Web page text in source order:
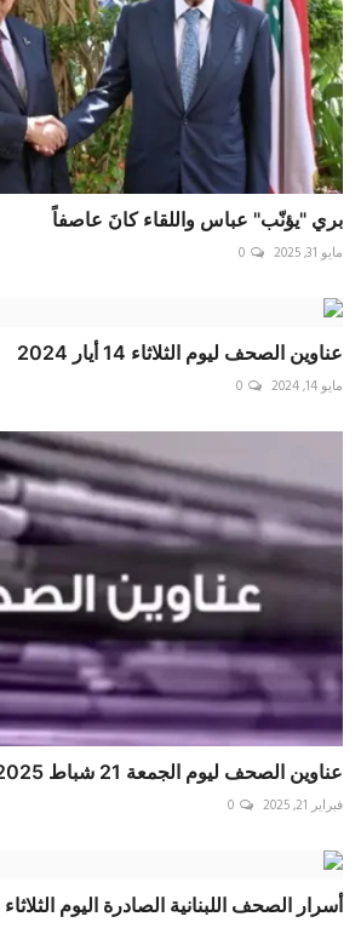
بري "يؤنّب" عباس واللقاء كانَ عاصفاً
مايو 31, 2025 0
عناوين الصحف ليوم الثلاثاء 14 أيار 2024
مايو 14, 2024 0
عناوين الصحف ليوم الجمعة 21 شباط 2025
فبراير 21, 2025 0
أسرار الصحف اللبنانية الصادرة اليوم الثلاثاء 25 حزيران ...